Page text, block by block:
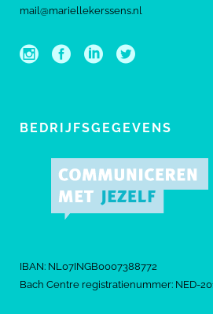
mail@mariellekerssens.nl
BEDRIJFSGEGEVENS
IBAN: NL07INGB0007388772
Bach Centre registratienummer: NED-